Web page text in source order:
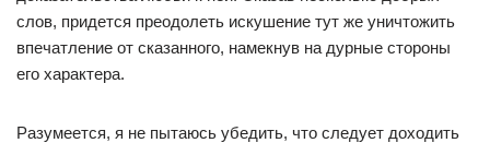
слов, придется преодолеть искушение тут же уничтожить
впечатление от сказанного, намекнув на дурные стороны
его характера.
Разумеется, я не пытаюсь убедить, что следует доходить